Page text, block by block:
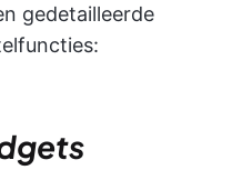
gedetailleerde